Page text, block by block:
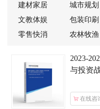
建材家居
城市规划
文教体娱
包装印刷
零售快消
农林牧渔
2023-
与投资
在线咨